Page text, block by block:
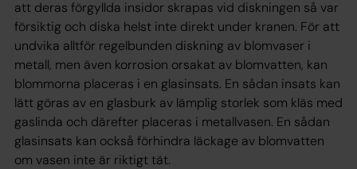
att deras förgyllda insidor skrapas vid diskningen så var
försiktig och diska helst inte direkt under kranen. För att
undvika alltför regelbunden diskning av blomvaser i
metall, men även korrosion orsakat av blomvatten, kan
blommorna placeras i en glasinsats. En sådan insats kan
lätt göras av en glasburk av lämplig storlek som kläs med
gaslinda och därefter placeras i metallvasen. En sådan
glasinsats kan också förhindra läckage av blomvatten
om vasen inte är riktigt tät.